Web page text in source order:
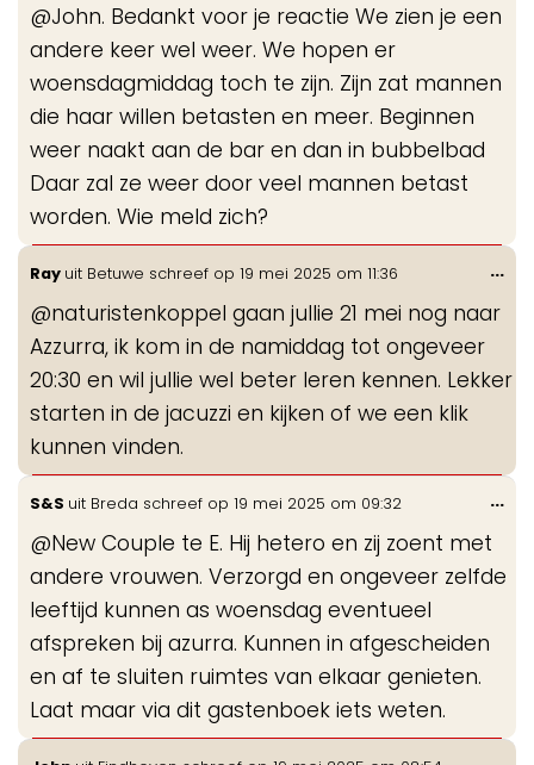
@John. Bedankt voor je reactie We zien je een
andere keer wel weer. We hopen er
woensdagmiddag toch te zijn. Zijn zat mannen
die haar willen betasten en meer. Beginnen
weer naakt aan de bar en dan in bubbelbad
Daar zal ze weer door veel mannen betast
worden. Wie meld zich?
Ray uit Betuwe schreef op 19 mei 2025 om 11:36
@naturistenkoppel gaan jullie 21 mei nog naar
Azzurra, ik kom in de namiddag tot ongeveer
20:30 en wil jullie wel beter leren kennen. Lekker
starten in de jacuzzi en kijken of we een klik
kunnen vinden.
...
S&S uit Breda schreef op 19 mei 2025 om 09:32
@New Couple te E. Hij hetero en zij zoent met
andere vrouwen. Verzorgd en ongeveer zelfde
leeftijd kunnen as woensdag eventueel
afspreken bij azurra. Kunnen in afgescheiden
en af te sluiten ruimtes van elkaar genieten.
Laat maar via dit gastenboek iets weten.
...